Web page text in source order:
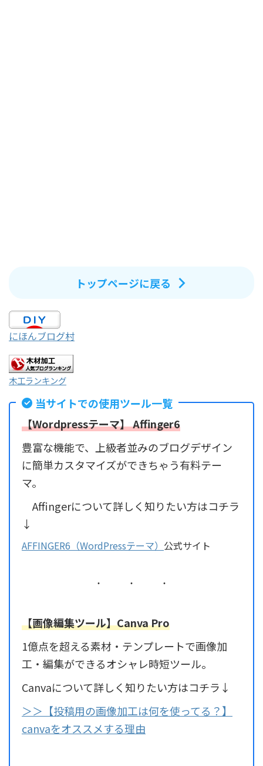
トップページに戻る
にほんブログ村
木工ランキング
当サイトでの使用ツール一覧
【Wordpressテーマ】 Affinger6
豊富な機能で、上級者並みのブログデザイン
に簡単カスタマイズができちゃう有料テー
マ。
Affingerについて詳しく知りたい方はコチラ
↓
AFFINGER6（WordPressテーマ） 公式サイト
【画像編集ツール】Canva Pro
1億点を超える素材・テンプレートで画像加
工・編集ができるオシャレ時短ツール。
Canvaについて詳しく知りたい方はコチラ↓
＞＞【投稿用の画像加工は何を使ってる？】
canvaをオススメする理由